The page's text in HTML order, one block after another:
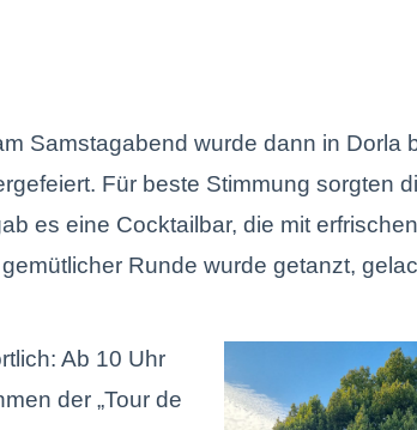
Samstagabend wurde dann in Dorla
Für beste Stimmung sorgten
es eine Cocktailbar, die mit
Runde wurde getanzt,
Ab 10 Uhr
der „Tour de